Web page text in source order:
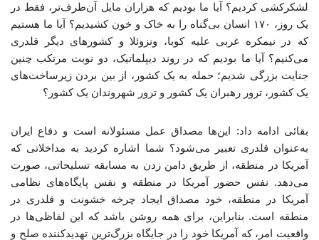
لشکرکشی کردیم؟ آیا ما بودیم که هزاران مایل آن‌طرف‌تر، فقط در
یک روز، ۱۷۰ انسان بی‌گناه را به خاک و خون کشیدیم؟ آیا ما هستیم
که در نیمکره غربی علیه کوبا، ونزوئلا و کشورهای دیگر قلدری
می‌کنیم؟ آیا ما بودیم که در روند دیپلماتیک، دو نوبت مرتکب چنین
جنایت بزرگی شدیم؛ حمله به یک کشور، از بین بردن زیرساخت‌های
یک کشور، ترور رهبران یک کشور و ترور شهروندان یک کشور؟
بقائی ادامه داد: این‌ها مصداق عمل مسئولانه است و دفاع ایران
به‌عنوان قلدری تعبیر می‌شود؟ شما اشاره کردید به مداخلاتی که
آمریکا در منطقه، از طریق دامن زدن به مسابقه تسلیحاتی، صورت
می‌دهد. نفس حضور آمریکا در منطقه و نفس پایگاه‌های نظامی
آمریکا در منطقه، خود مصداق ایجاد چرخه خشونت و قلدری در
منطقه است. بنابراین، برای همه روشن باشد که این لفاظی‌ها در
واقعیت امر، که آمریکا خود را در جایگاه بزرگ‌ترین تهدیدکننده صلح و